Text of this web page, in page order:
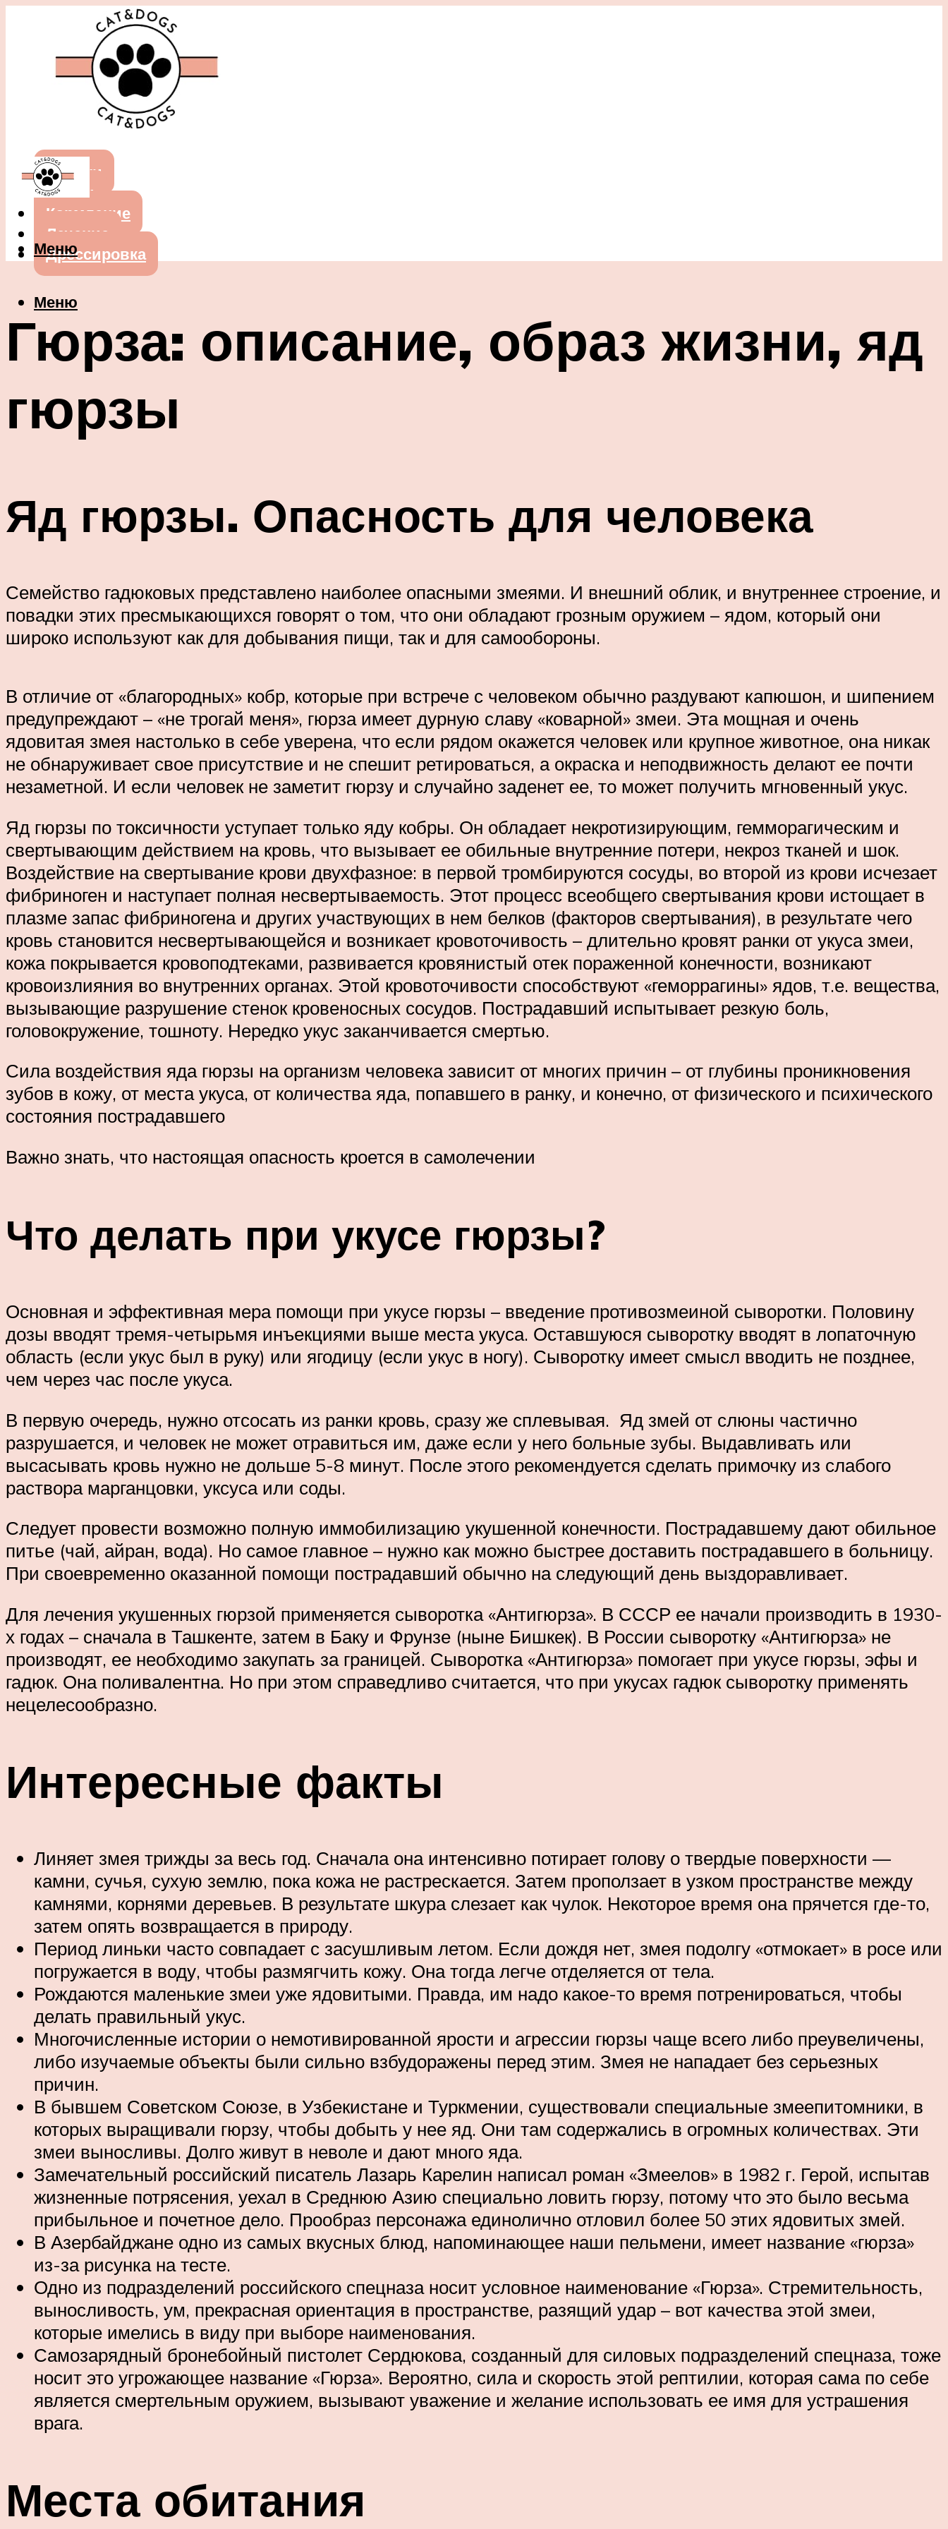
Собаки
Кошки
Кормление
Лечение
Дрессировка
Меню
Меню
Гюрза: описание, образ жизни, яд
гюрзы
Яд гюрзы. Опасность для человека
Семейство гадюковых представлено наиболее опасными змеями. И внешний облик, и внутреннее строение, и
повадки этих пресмыкающихся говорят о том, что они обладают грозным оружием – ядом, который они
широко используют как для добывания пищи, так и для самообороны.
В отличие от «благородных» кобр, которые при встрече с человеком обычно раздувают капюшон, и шипением
предупреждают – «не трогай меня», гюрза имеет дурную славу «коварной» змеи. Эта мощная и очень
ядовитая змея настолько в себе уверена, что если рядом окажется человек или крупное животное, она никак
не обнаруживает свое присутствие и не спешит ретироваться, а окраска и неподвижность делают ее почти
незаметной. И если человек не заметит гюрзу и случайно заденет ее, то может получить мгновенный укус.
Яд гюрзы по токсичности уступает только яду кобры. Он обладает некротизирующим, гемморагическим и
свертывающим действием на кровь, что вызывает ее обильные внутренние потери, некроз тканей и шок.
Воздействие на свертывание крови двухфазное: в первой тромбируются сосуды, во второй из крови исчезает
фибриноген и наступает полная несвертываемость. Этот процесс всеобщего свертывания крови истощает в
плазме запас фибриногена и других участвующих в нем белков (факторов свертывания), в результате чего
кровь становится несвертывающейся и возникает кровоточивость – длительно кровят ранки от укуса змеи,
кожа покрывается кровоподтеками, развивается кровянистый отек пораженной конечности, возникают
кровоизлияния во внутренних органах. Этой кровоточивости способствуют «геморрагины» ядов, т.е. вещества,
вызывающие разрушение стенок кровеносных сосудов. Пострадавший испытывает резкую боль,
головокружение, тошноту. Нередко укус заканчивается смертью.
Сила воздействия яда гюрзы на организм человека зависит от многих причин – от глубины проникновения
зубов в кожу, от места укуса, от количества яда, попавшего в ранку, и конечно, от физического и психического
состояния пострадавшего
Важно знать, что настоящая опасность кроется в самолечении
Что делать при укусе гюрзы?
Основная и эффективная мера помощи при укусе гюрзы – введение противозмеиной сыворотки. Половину
дозы вводят тремя-четырьмя инъекциями выше места укуса. Оставшуюся сыворотку вводят в лопаточную
область (если укус был в руку) или ягодицу (если укус в ногу). Сыворотку имеет смысл вводить не позднее,
чем через час после укуса.
В первую очередь, нужно отсосать из ранки кровь, сразу же сплевывая. Яд змей от слюны частично
разрушается, и человек не может отравиться им, даже если у него больные зубы. Выдавливать или
высасывать кровь нужно не дольше 5-8 минут. После этого рекомендуется сделать примочку из слабого
раствора марганцовки, уксуса или соды.
Следует провести возможно полную иммобилизацию укушенной конечности. Пострадавшему дают обильное
питье (чай, айран, вода). Но самое главное – нужно как можно быстрее доставить пострадавшего в больницу.
При своевременно оказанной помощи пострадавший обычно на следующий день выздоравливает.
Для лечения укушенных гюрзой применяется сыворотка «Антигюрза». В СССР ее начали производить в 1930-
х годах – сначала в Ташкенте, затем в Баку и Фрунзе (ныне Бишкек). В России сыворотку «Антигюрза» не
производят, ее необходимо закупать за границей. Сыворотка «Антигюрза» помогает при укусе гюрзы, эфы и
гадюк. Она поливалентна. Но при этом справедливо считается, что при укусах гадюк сыворотку применять
нецелесообразно.
Интересные факты
Линяет змея трижды за весь год. Сначала она интенсивно потирает голову о твердые поверхности —
камни, сучья, сухую землю, пока кожа не растрескается. Затем проползает в узком пространстве между
камнями, корнями деревьев. В результате шкура слезает как чулок. Некоторое время она прячется где-то,
затем опять возвращается в природу.
Период линьки часто совпадает с засушливым летом. Если дождя нет, змея подолгу «отмокает» в росе или
погружается в воду, чтобы размягчить кожу. Она тогда легче отделяется от тела.
Рождаются маленькие змеи уже ядовитыми. Правда, им надо какое-то время потренироваться, чтобы
делать правильный укус.
Многочисленные истории о немотивированной ярости и агрессии гюрзы чаще всего либо преувеличены,
либо изучаемые объекты были сильно взбудоражены перед этим. Змея не нападает без серьезных
причин.
В бывшем Советском Союзе, в Узбекистане и Туркмении, существовали специальные змеепитомники, в
которых выращивали гюрзу, чтобы добыть у нее яд. Они там содержались в огромных количествах. Эти
змеи выносливы. Долго живут в неволе и дают много яда.
Замечательный российский писатель Лазарь Карелин написал роман «Змеелов» в 1982 г. Герой, испытав
жизненные потрясения, уехал в Среднюю Азию специально ловить гюрзу, потому что это было весьма
прибыльное и почетное дело. Прообраз персонажа единолично отловил более 50 этих ядовитых змей.
В Азербайджане одно из самых вкусных блюд, напоминающее наши пельмени, имеет название «гюрза»
из-за рисунка на тесте.
Одно из подразделений российского спецназа носит условное наименование «Гюрза». Стремительность,
выносливость, ум, прекрасная ориентация в пространстве, разящий удар – вот качества этой змеи,
которые имелись в виду при выборе наименования.
Самозарядный бронебойный пистолет Сердюкова, созданный для силовых подразделений спецназа, тоже
носит это угрожающее название «Гюрза». Вероятно, сила и скорость этой рептилии, которая сама по себе
является смертельным оружием, вызывают уважение и желание использовать ее имя для устрашения
врага.
Места обитания